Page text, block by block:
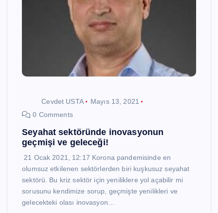
Cevdet USTA
Mayıs 13, 2021
0 Comments
Seyahat sektöründe inovasyonun
geçmişi ve geleceği!
21 Ocak 2021, 12:17 Korona pandemisinde en
olumsuz etkilenen sektörlerden biri kuşkusuz seyahat
sektörü. Bu kriz sektör için yeniliklere yol açabilir mi
sorusunu kendimize sorup, geçmişte yenilikleri ve
gelecekteki olası inovasyon…